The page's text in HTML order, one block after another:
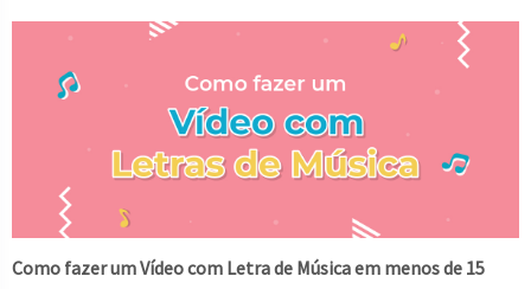
Como fazer um Vídeo com Letra de Música em menos de 15